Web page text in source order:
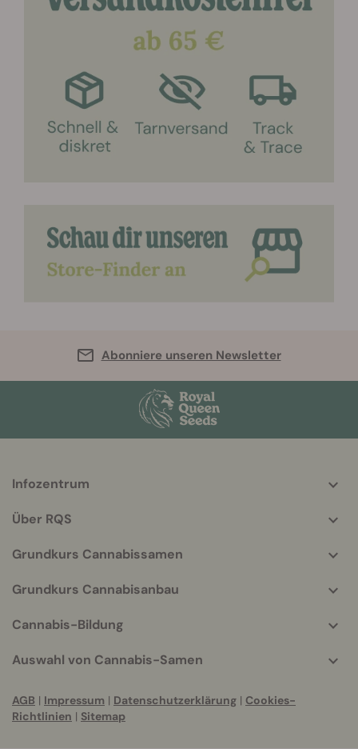
Abonniere unseren Newsletter
More
info
Infozentrum
Über RQS
Grundkurs Cannabissamen
Grundkurs Cannabisanbau
Cannabis-Bildung
Auswahl von Cannabis-Samen
AGB | Impressum | Datenschutzerklärung | Cookies-
Richtlinien | Sitemap